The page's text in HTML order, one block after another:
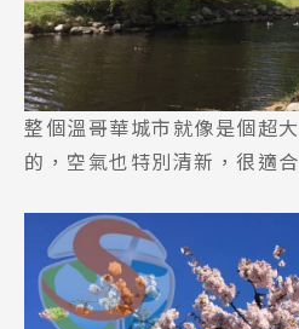
整個溫哥華城市就像是個超
的，空氣也特別清新，很適